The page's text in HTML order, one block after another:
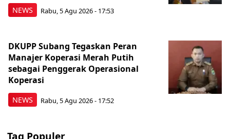
NEWS Rabu, 5 Agu 2026 - 17:53
NEWS
DKUPP Subang Tegaskan Peran
Manajer Koperasi Merah Putih
sebagai Penggerak Operasional
Koperasi
Rabu, 5 Agu 2026 - 17:52
Tag Populer